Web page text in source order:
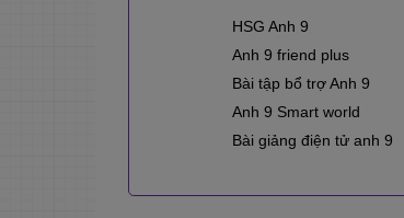
HSG Anh 9
Anh 9 friend plus
Bài tập bổ trợ Anh 9
Anh 9 Smart world
Bài giảng điện tử anh 9